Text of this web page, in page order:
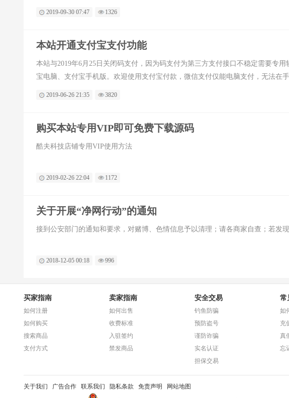
2019-09-30 07:47 1326
本站开通支付宝支付功能
本站与2019年6月25日关闭码支付，因为码支付为第三方支付接口不稳定需要专
宝电脑、支付宝手机版。欢迎使用支付宝付款，微信支付仅能电脑支付，无法在
2019-06-26 21:35 3820
购买本站专用VIP即可免费下载源码
酷夫科技店铺专用VIP使用方法
2019-02-26 22:04 1172
关于开展“净网行动”的通知
接到公安部门的通知和要求，对赌博、色情信息予以清理；请各商家自查；若发
2018-12-05 00:18 996
买家指南
如何注册
如何购买
搜索商品
支付方式
卖家指南
如何出售
收费标准
入驻签约
禁发商品
安全交易
钓鱼防骗
预防盗号
谨防诈骗
实名认证
担保交易
常
如
充
真
忘
关于我们 广告合作 联系我们 隐私条款 免责声明 网站地图